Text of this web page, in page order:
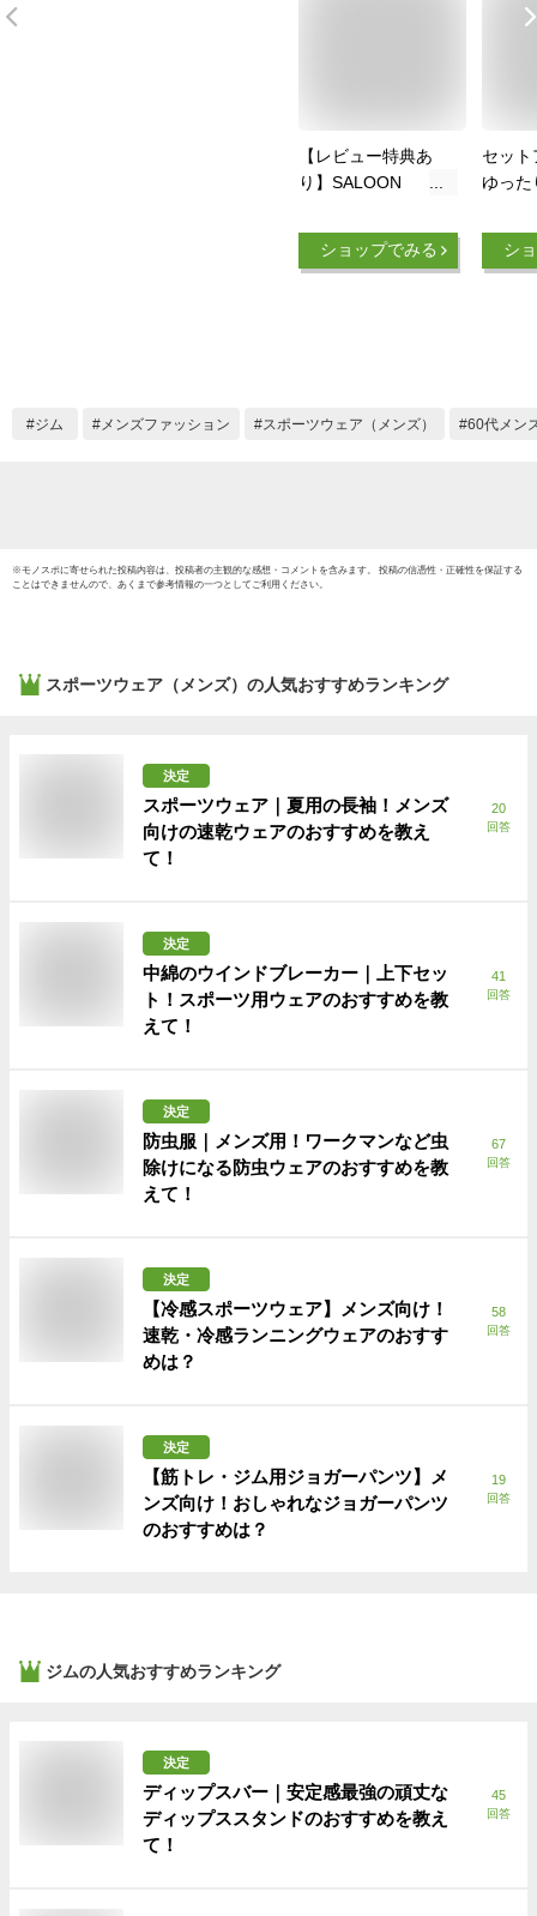
【レビュー特典あ
り】SALOON
エクスプレス 股下選
べるジャージスーツ
ニア ストレートパン
ショップでみる
セット
ゆった
パンツ
ップ
シ
ジム メンズファッション スポーツウェア（メンズ） 60代メン
※モノスポに寄せられた投稿内容は、投稿者の主観的な感想・コメントを含みます。 投稿の信憑性・正確性を保証する
ことはできませんので、あくまで参考情報の一つとしてご利用ください。
スポーツウェア（メンズ） の人気おすすめランキング
決定
スポーツウェア｜夏用の長袖！メンズ
向けの速乾ウェアのおすすめを教え
て！
20
回答
決定
中綿のウインドブレーカー｜上下セッ
ト！スポーツ用ウェアのおすすめを教
えて！
41
回答
決定
防虫服｜メンズ用！ワークマンなど虫
除けになる防虫ウェアのおすすめを教
えて！
67
回答
決定
【冷感スポーツウェア】メンズ向け！
速乾・冷感ランニングウェアのおすす
めは？
58
回答
決定
【筋トレ・ジム用ジョガーパンツ】メ
ンズ向け！おしゃれなジョガーパンツ
のおすすめは？
19
回答
ジムの人気おすすめランキング
決定
ディップスバー｜安定感最強の頑丈な
ディップススタンドのおすすめを教え
て！
45
回答